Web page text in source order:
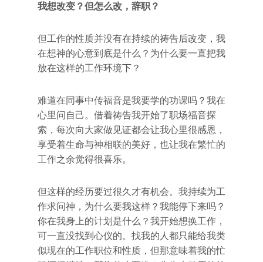
我想改变？但怎么改，辞职？
但工作的性质并没有在持续的祷告后改变，我
在想神的心意到底是什么？为什么要一直把我
放在这样的工作环境下？
难道在同事中传福音是我要学的功课吗？我在
心里问自己。借着祷告我开始了职场福音探
索，每次向大家做见证都会让我心里很感恩，
享受着生命与神相联的美好，也让我在繁忙的
工作之余觉得很喜乐。
但这样的经历要过很久才有机会。我持续为工
作求问神，为什么要我这样？我能停下来吗？
你在我身上的计划是什么？我开始想换工作，
可一直没找到心仪的。找我的人都只能给我类
似现在的工作职位和性质，但那意味着我的忙